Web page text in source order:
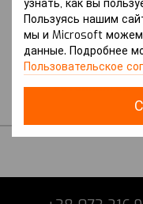
узнать, как вы
Пользуясь нашим
мы и Microsoft можем
данные. Подробнее
Пользовательское
Рестайлінгом
TOYOTA
Защита на Toyota
Sequoia (2007-2021
поколение (XK60)
Рестайлингом